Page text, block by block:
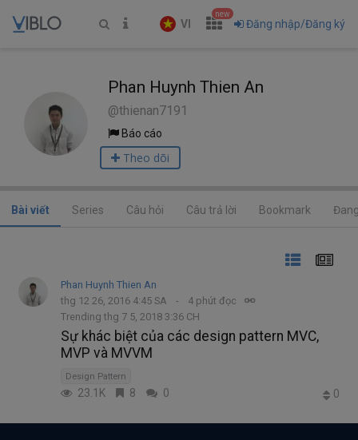
VI
new
Đăng nhập/Đăng ký
Phan Huynh Thien An
@thienan7191
Báo cáo
Theo dõi
Bài viết Series Câu hỏi Câu trả lời Bookmark
Phan Huynh Thien An
thg 12 26, 2016 4:45 SA
4 phút đọc
Trending thg 7 5, 2018 3:36 CH
Sự khác biệt của các design pattern MVC,
MVP và MVVM
Design Pattern
23.1K 8 0 0